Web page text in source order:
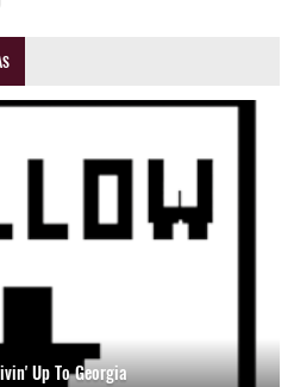
Up To Georgia